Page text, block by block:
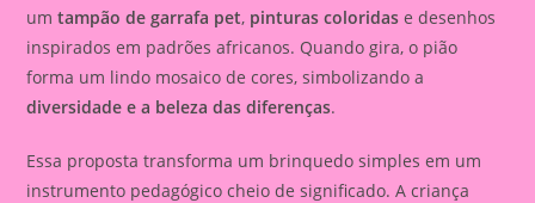
umtampão de garrafa pet, pinturas coloridas e desenhos
inspirados em padrões africanos. Quando gira, o pião
forma um lindo mosaico de cores, simbolizando a
diversidade e a beleza das diferenças.
Essa proposta transforma um brinquedo simples em um
instrumento pedagógico cheio de significado. A criança